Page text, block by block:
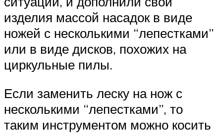
изделия массой насадок в виде
ножей с несколькими “лепестками”
или в виде дисков, похожих на
циркульные пилы.
Если заменить леску на нож с
несколькими “лепестками”, то
таким инструментом можно косить